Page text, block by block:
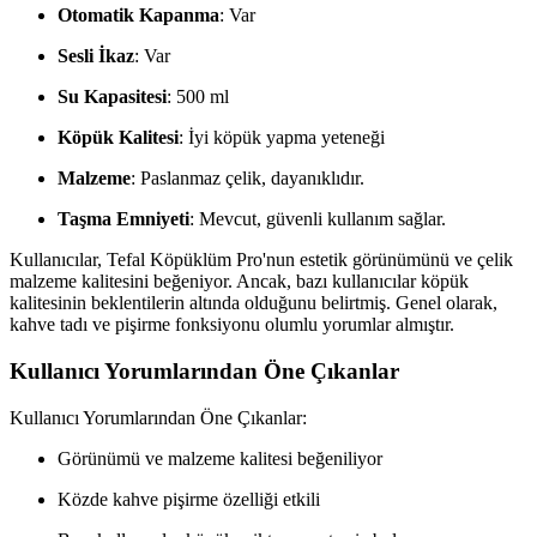
Otomatik Kapanma: Var
Sesli İkaz: Var
Su Kapasitesi: 500 ml
Köpük Kalitesi: İyi köpük yapma yeteneği
Malzeme: Paslanmaz çelik, dayanıklıdır.
Taşma Emniyeti: Mevcut, güvenli kullanım sağlar.
Kullanıcılar, Tefal Köpüklüm Pro'nun estetik görünümünü ve çelik
malzeme kalitesini beğeniyor. Ancak, bazı kullanıcılar köpük
kalitesinin beklentilerin altında olduğunu belirtmiş. Genel olarak,
kahve tadı ve pişirme fonksiyonu olumlu yorumlar almıştır.
Kullanıcı Yorumlarından Öne Çıkanlar
Kullanıcı Yorumlarından Öne Çıkanlar:
Görünümü ve malzeme kalitesi beğeniliyor
Közde kahve pişirme özelliği etkili